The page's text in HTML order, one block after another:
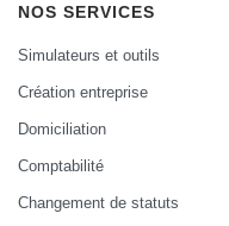
NOS SERVICES
Simulateurs et outils
Création entreprise
Domiciliation
Comptabilité
Changement de statuts